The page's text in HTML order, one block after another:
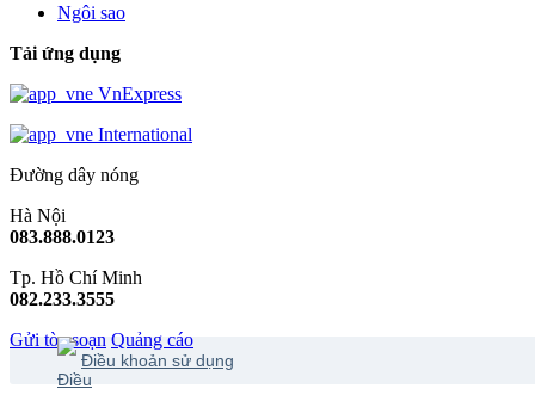
Ngôi sao
Tải ứng dụng
VnExpress
International
Đường dây nóng
Hà Nội
083.888.0123
Tp. Hồ Chí Minh
082.233.3555
Gửi tòa soạn Quảng cáo
Điều khoản sử dụng